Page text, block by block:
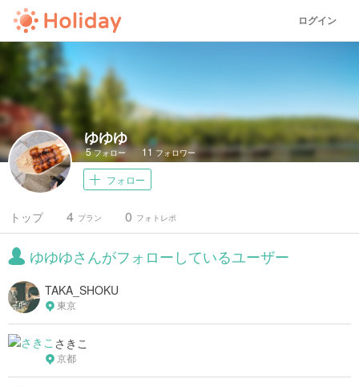
ログイン
ゆゆゆ
5フォロー 11フォロワー
フォロー
トップ プラン
4 フォトレポ
0
ゆゆゆさんがフォローしているユーザー
TAKA_SHOKU
東京
さきこ
京都